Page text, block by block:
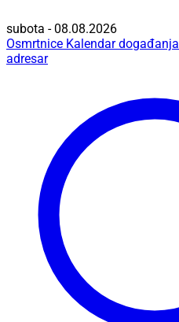
subota - 08.08.2026
Osmrtnice Kalendar događanja
adresar